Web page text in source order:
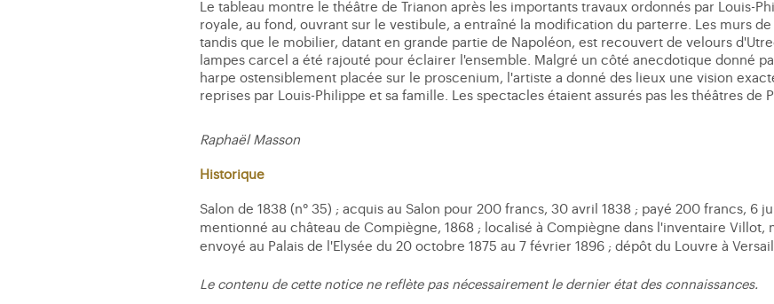
Le tableau montre le théâtre de Trianon après les importants travaux ordonnés par Louis-
royale, au fond, ouvrant sur le vestibule, a entraîné la modification du parterre. Les murs
tandis que le mobilier, datant en grande partie de Napoléon, est recouvert de velours
lampes carcel a été rajouté pour éclairer l'ensemble. Malgré un côté anecdotique donné
harpe ostensiblement placée sur le proscenium, l'artiste a donné des lieux une vision
reprises par Louis-Philippe et sa famille. Les spectacles étaient assurés pas les théâtres de
Raphaël Masson
Historique
Salon de 1838 (n° 35) ; acquis au Salon pour 200 francs, 30 avril 1838 ; payé 200 francs, 6
mentionné au château de Compiègne, 1868 ; localisé à Compiègne dans l'inventaire
envoyé au Palais de l'Elysée du 20 octobre 1875 au 7 février 1896 ; dépôt du Louvre à
Le contenu de cette notice ne reflète pas nécessairement le dernier état des connaissances.